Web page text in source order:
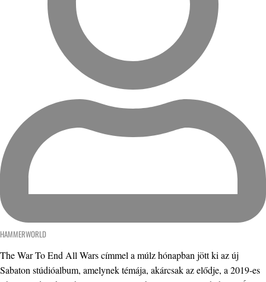
HAMMERWORLD
The War To End All Wars címmel a múlz hónapban jött ki az új
Sabaton stúdióalbum, amelynek témája, akárcsak az elődje, a 2019-es